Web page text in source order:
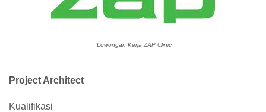
Lowongan Kerja ZAP Clinic
Project Architect
Kualifikasi